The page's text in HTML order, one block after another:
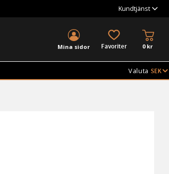
Kundtjänst
Mina sidor FAVORITER 0kr
Valuta